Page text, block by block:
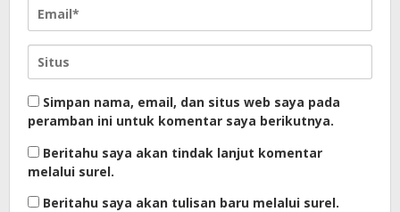
Simpan nama, email, dan situs web saya pada
peramban ini untuk komentar saya berikutnya.
Beritahu saya akan tindak lanjut komentar
melalui surel.
Beritahu saya akan tulisan baru melalui surel.